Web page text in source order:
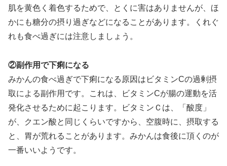
肌を黄色く着色するためで、とくに害はありませんが、ほ
かにも糖分の摂り過ぎなどになることがあります。くれぐ
れも食べ過ぎには注意しましょう。
②副作用で下痢になる
みかんの食べ過ぎで下痢になる原因はビタミンCの過剰摂
取による副作用です。これは、ビタミンCが腸の運動を活
発化させるために起こります。ビタミンＣは、「酸度」
が、クエン酸と同じくらいですから、空腹時に、摂取する
と、胃が荒れることがあります。みかんは食後に頂くのが
一番いいようです。